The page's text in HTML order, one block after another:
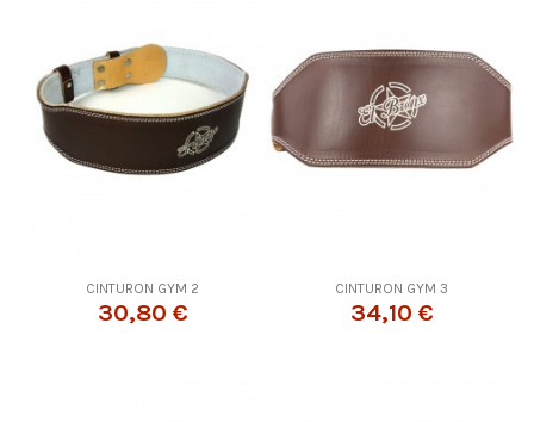
CINTURON GYM 2
30,80 €
CINTURON GYM 3
34,10 €